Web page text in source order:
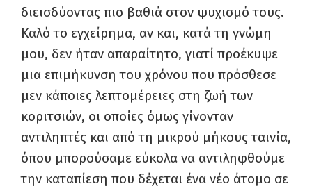
διεισδύοντας πιο βαθιά στον ψυχισμό τους.
Καλό το εγχείρημα, αν και, κατά τη γνώμη
μου, δεν ήταν απαραίτητο, γιατί προέκυψε
μια επιμήκυνση του χρόνου που πρόσθεσε
μεν κάποιες λεπτομέρειες στη ζωή των
κοριτσιών, οι οποίες όμως γίνονταν
αντιληπτές και από τη μικρού μήκους ταινία,
όπου μπορούσαμε εύκολα να αντιληφθούμε
την καταπίεση που δέχεται ένα νέο άτομο σε